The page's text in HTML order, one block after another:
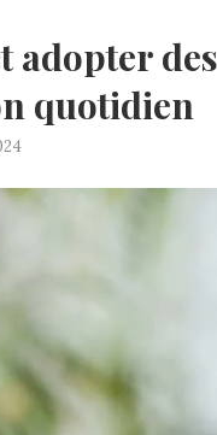
adopter
quotidien